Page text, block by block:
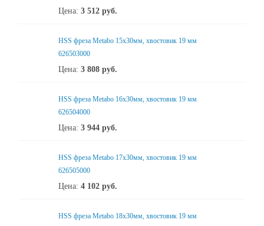
Цена: 3 512 руб.
HSS фреза Metabo 15x30мм, хвостовик 19 мм
626503000
Цена: 3 808 руб.
HSS фреза Metabo 16x30мм, хвостовик 19 мм
626504000
Цена: 3 944 руб.
HSS фреза Metabo 17x30мм, хвостовик 19 мм
626505000
Цена: 4 102 руб.
HSS фреза Metabo 18x30мм, хвостовик 19 мм